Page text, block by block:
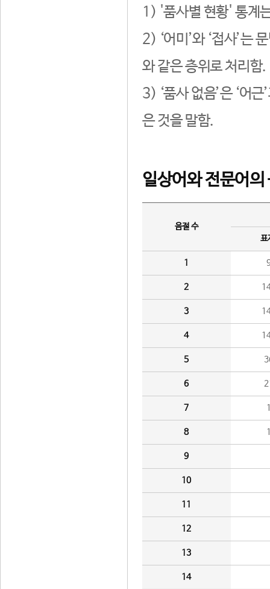
1) '품사별 현황' 통계
2) ‘어미’와 ‘접사’는
와 같은 층위로 처리함.
3) ‘품사 없음’은 ‘어
은 것을 말함.
일상어와 전문어의
음절 수
표
1
2
3
4
5
6
7
8
9
10
11
12
13
14